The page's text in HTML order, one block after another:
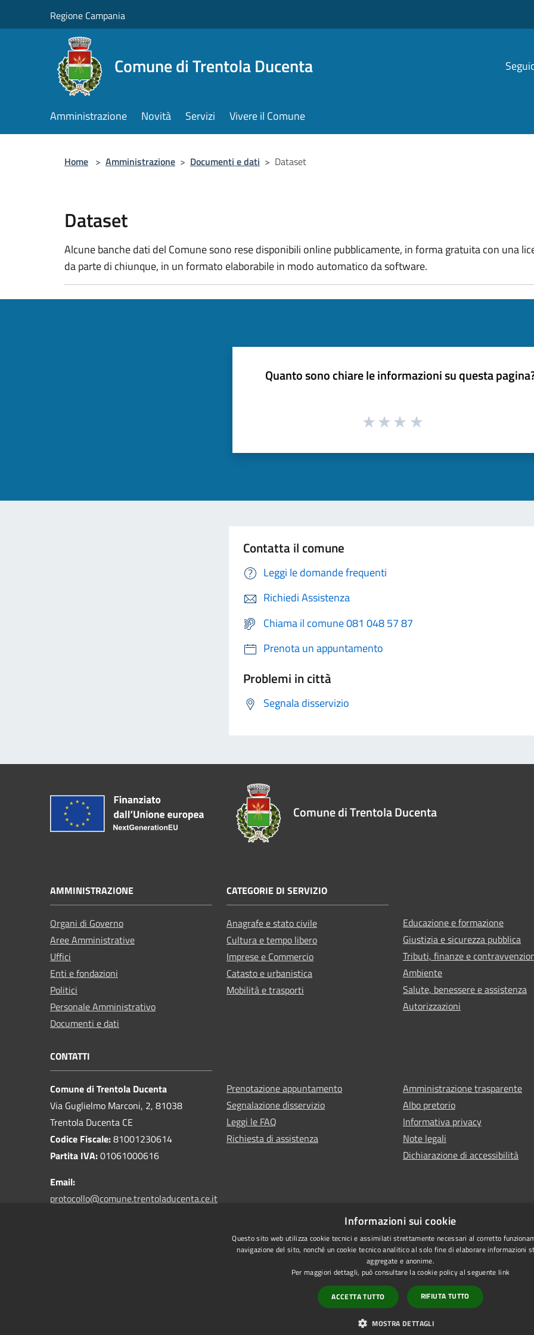
Regione Campania
Comune di Trentola Ducenta
Amministrazione Novità Servizi Vivere il Comune
Home > Amministrazione > Documenti e dati > Dataset
Dataset
Alcune banche dati del Comune sono rese disponibili online pubblicamente, in forma gratuita con una
da parte di chiunque, in un formato elaborabile in modo automatico da software.
Quanto sono chiare le informazioni su questa
Contatta il comune
Leggi le domande frequenti
Richiedi Assistenza
Chiama il comune 081 048 57 87
Prenota un appuntamento
Problemi in città
Segnala disservizio
Comune di Trentola Ducenta
AMMINISTRAZIONE
Organi di Governo
Aree Amministrative
Uffici
Enti e fondazioni
Politici
Personale Amministrativo
Documenti e dati
CATEGORIE DI SERVIZIO
Anagrafe e stato civile
Cultura e tempo libero
Imprese e Commercio
Catasto e urbanistica
Mobilità e trasporti
Educazione e formazione
Giustizia e sicurezza pubblica
Tributi, finanze e
Ambiente
Salute, benessere e assistenza
Autorizzazioni
CONTATTI
Comune di Trentola Ducenta
Via Guglielmo Marconi, 2, 81038
Trentola Ducenta CE
Codice Fiscale:81001230614
Partita IVA:01061000616
Email:
protocollo@comune.trentoladucenta.ce.it
Prenotazione appuntamento
Segnalazione disservizio
Leggi le FAQ
Richiesta di assistenza
Amministrazione trasparente
Albo pretorio
Informativa privacy
Note legali
Dichiarazione di accessibilità
Informazioni sui cookie
Questo sito web utilizza cookie tecnici e assimilati strettamente necessari al corretto
navigazione del sito, nonché un cookie tecnico analitico al solo fine di elaborare informazioni
aggregate e anonime.
Per maggiori dettagli, può consultare la cookie policy al seguente link
ACCETTA TUTTO RIFIUTA TUTTO
MOSTRA DETTAGLI